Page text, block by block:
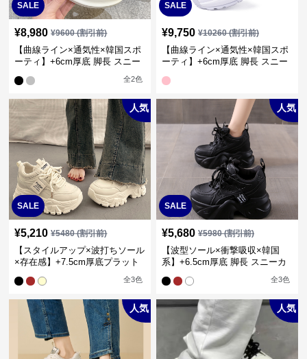
SALE
¥8,980 ¥9600(割引前)
【曲線ライン×通気性×韓国スポ
ーティ】+6cm厚底 脚長 スニー
全2色
SALE
¥9,750 ¥10260(割引前)
【曲線ライン×通気性×韓国スポ
ーティ】+6cm厚底 脚長 スニー
SALE
人気
¥5,210 ¥5480(割引前)
【スタイルアップ×波打ちソール
×存在感】+7.5cm厚底プラット
全3色
SALE
人気
¥5,680 ¥5980(割引前)
【波型ソール×衝撃吸収×韓国
系】+6.5cm厚底 脚長 スニーカ
全3色
人気 人気